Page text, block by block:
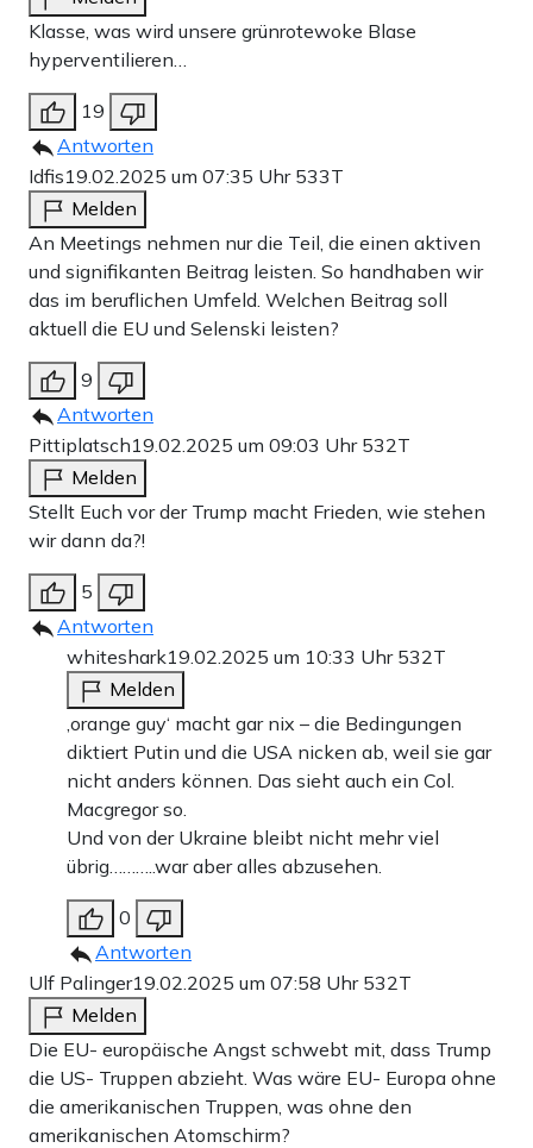
Klasse, was wird unsere grünrotewoke Blase
hyperventilieren…
19
Antworten
Idfis19.02.2025 um 07:35 Uhr 533T
Melden
An Meetings nehmen nur die Teil, die einen aktiven
und signifikanten Beitrag leisten. So handhaben wir
das im beruflichen Umfeld. Welchen Beitrag soll
aktuell die EU und Selenski leisten?
9
Antworten
Pittiplatsch19.02.2025 um 09:03 Uhr 532T
Melden
Stellt Euch vor der Trump macht Frieden, wie stehen
wir dann da?!
5
Antworten
whiteshark19.02.2025 um 10:33 Uhr 532T
Melden
‚orange guy‘ macht gar nix – die Bedingungen
diktiert Putin und die USA nicken ab, weil sie gar
nicht anders können. Das sieht auch ein Col.
Macgregor so.
Und von der Ukraine bleibt nicht mehr viel
übrig………..war aber alles abzusehen.
0
Antworten
Ulf Palinger19.02.2025 um 07:58 Uhr 532T
Melden
Die EU- europäische Angst schwebt mit, dass Trump
die US- Truppen abzieht. Was wäre EU- Europa ohne
die amerikanischen Truppen, was ohne den
amerikanischen Atomschirm?